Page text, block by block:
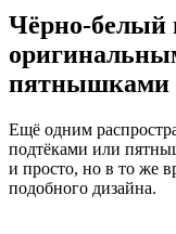
Чёрно-белый
пятнышками
Ещё одним
подтёками или
и просто, но в то же
подобного дизайна.